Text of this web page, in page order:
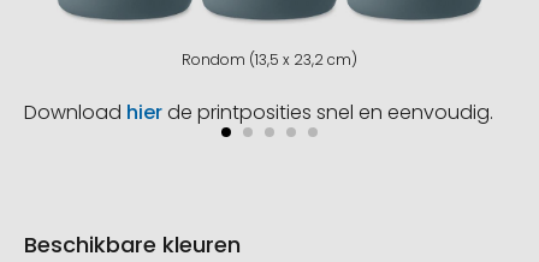
Rondom (13,5 x 23,2 cm)
Download hierde printposities snel en eenvoudig.
Beschikbare kleuren